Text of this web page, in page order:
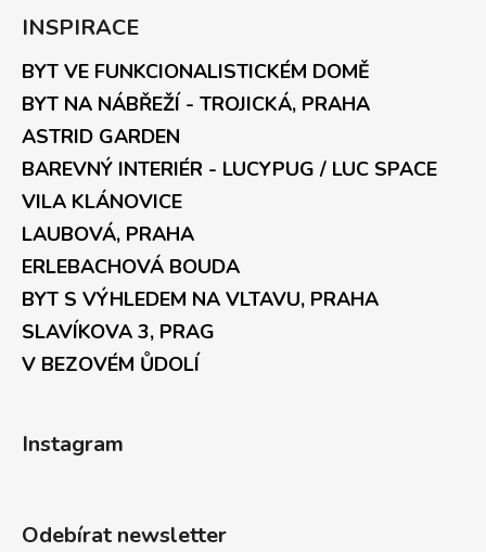
INSPIRACE
BYT VE FUNKCIONALISTICKÉM DOMĚ
BYT NA NÁBŘEŽÍ - TROJICKÁ, PRAHA
ASTRID GARDEN
BAREVNÝ INTERIÉR - LUCYPUG / LUC SPACE
VILA KLÁNOVICE
LAUBOVÁ, PRAHA
ERLEBACHOVÁ BOUDA
BYT S VÝHLEDEM NA VLTAVU, PRAHA
SLAVÍKOVA 3, PRAG
V BEZOVÉM ŮDOLÍ
Instagram
Odebírat newsletter